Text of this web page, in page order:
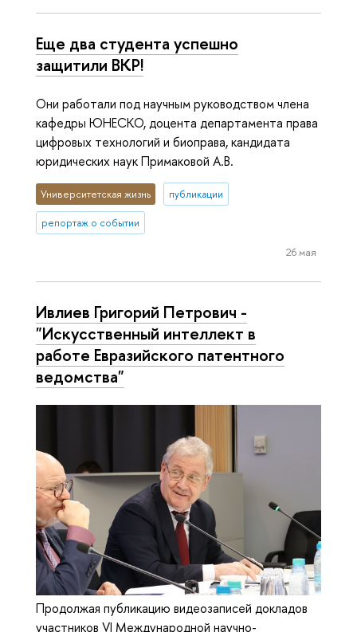
Еще два студента успешно
защитили ВКР!
Они работали под научным руководством члена
кафедры ЮНЕСКО, доцента департамента права
цифровых технологий и биоправа, кандидата
юридических наук Примаковой А.В.
Университетская жизнь публикации
репортаж о событии
26 мая
Ивлиев Григорий Петрович -
"Искусственный интеллект в
работе Евразийского патентного
ведомства"
Продолжая публикацию видеозаписей докладов
участников VI Международной научно-